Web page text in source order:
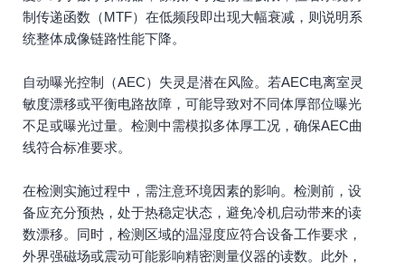
制传递函数（MTF）在低频段即出现大幅衰减，则说明系
统整体成像链路性能下降。
自动曝光控制（AEC）失灵是潜在风险。若AEC电离室灵
敏度漂移或平衡电路故障，可能导致对不同体厚部位曝光
不足或曝光过量。检测中需模拟多体厚工况，确保AEC曲
线符合标准要求。
在检测实施过程中，需注意环境因素的影响。检测前，设
备应充分预热，处于热稳定状态，避免冷机启动带来的读
数漂移。同时，检测区域的温湿度应符合设备工作要求，
外界强磁场或震动可能影响精密测量仪器的读数。此外，